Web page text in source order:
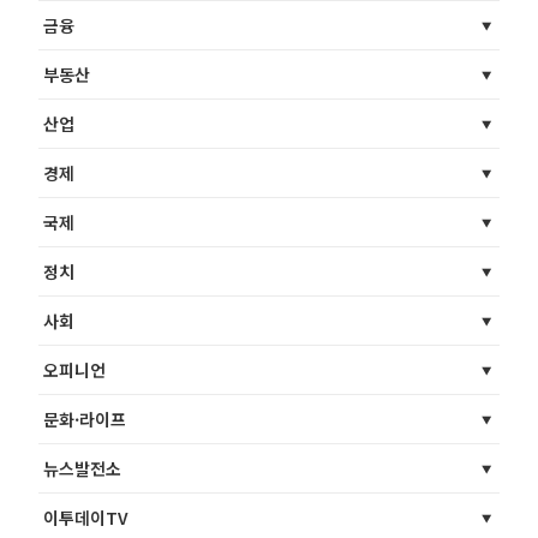
금융
부동산
산업
경제
국제
정치
사회
오피니언
문화·라이프
뉴스발전소
이투데이TV